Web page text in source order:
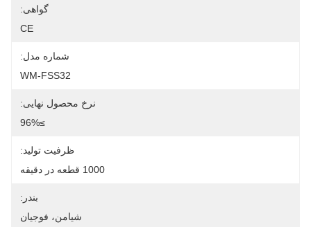
گواهی:
CE
شماره مدل:
WM-FSS32
نرخ محصول نهایی:
≥96%
ظرفیت تولید:
1000 قطعه در دقیقه
بندر:
شیامن، فوجیان